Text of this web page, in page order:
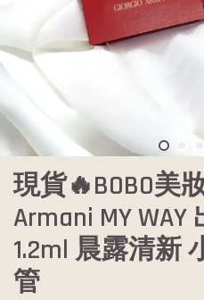
現貨🔥BOBO美
Armani MY
1.2ml 晨露清新
管